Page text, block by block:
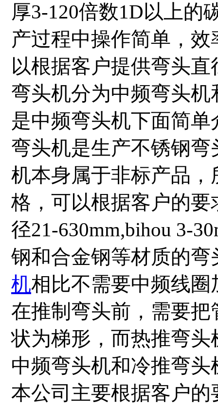
厚3-120倍数1D以上的
产过程中操作简单，
以根据客户提供弯头
弯头机分为中频弯头
是中频弯头机下面简
弯头机是生产不锈钢
机本身属于非标产品
格，可以根据客户的
径21-630mm,bihou 3-
钢和合金钢等材质的
机相比不需要中频线
在推制弯头前，需要
状为梯形，而热推弯
中频弯头机和冷推弯
本公司主要根据客户